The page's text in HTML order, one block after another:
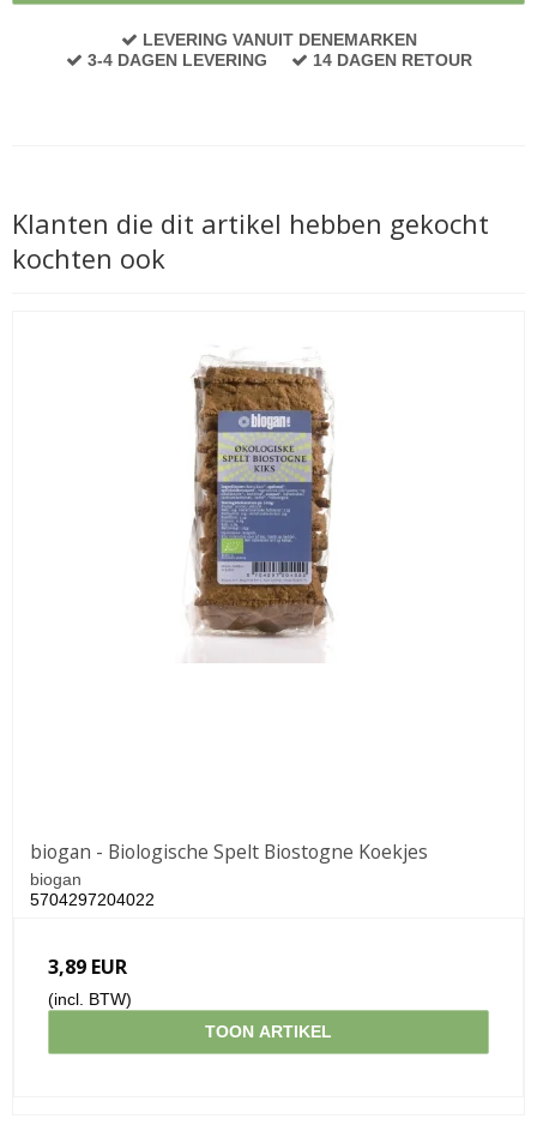
LEVERING VANUIT DENEMARKEN
3-4 DAGEN LEVERING
14 DAGEN RETOUR
Klanten die dit artikel hebben gekocht
kochten ook
biogan - Biologische Spelt Biostogne Koekjes
biogan
5704297204022
3,89 EUR
(incl. BTW)
TOON ARTIKEL